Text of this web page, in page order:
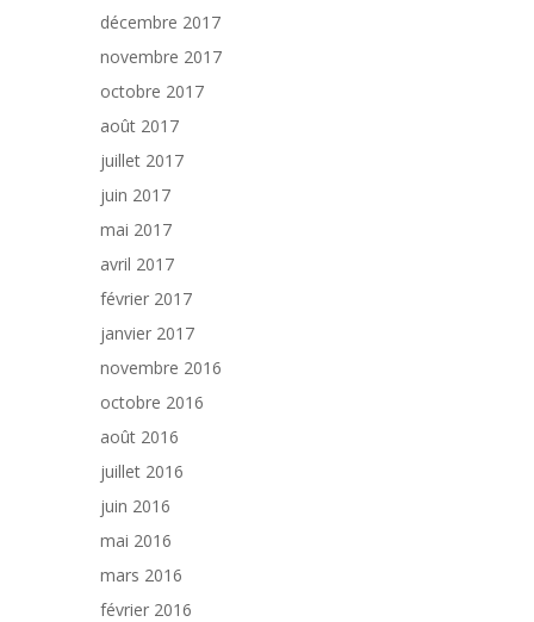
décembre 2017
novembre 2017
octobre 2017
août 2017
juillet 2017
juin 2017
mai 2017
avril 2017
février 2017
janvier 2017
novembre 2016
octobre 2016
août 2016
juillet 2016
juin 2016
mai 2016
mars 2016
février 2016